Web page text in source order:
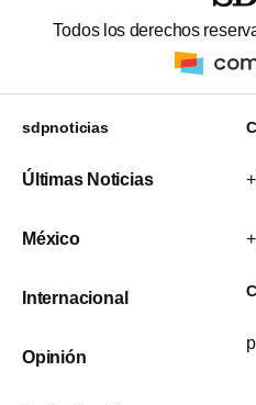
Todos los derechos
sdpnoticias
Últimas Noticias
México
Internacional
Opinión